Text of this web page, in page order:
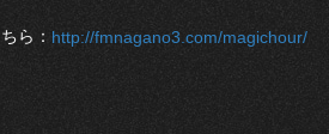
ら： http://fmnagano3.com/magichour/